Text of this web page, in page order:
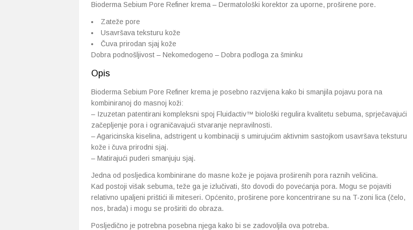
Bioderma Sebium Pore Refiner krema – Dermatološki korektor za uporne, proširene pore.
Zateže pore
Usavršava teksturu kože
Čuva prirodan sjaj kože
Dobra podnošljivost – Nekomedogeno – Dobra podloga za šminku
Opis
Bioderma Sebium Pore Refiner krema je posebno razvijena kako bi smanjila pojavu pora na
kombiniranoj do masnoj koži:
– Izuzetan patentirani kompleksni spoj Fluidactiv™ biološki regulira kvalitetu sebuma, sprječavajući
začepljenje pora i ograničavajući stvaranje nepravilnosti.
– Agaricinska kiselina, adstrigent u kombinaciji s umirujućim aktivnim sastojkom usavršava teksturu
kože i čuva prirodni sjaj.
– Matirajući puderi smanjuju sjaj.
Jedna od posljedica kombinirane do masne kože je pojava proširenih pora raznih veličina.
Kad postoji višak sebuma, teže ga je izlučivati, što dovodi do povećanja pora. Mogu se pojaviti
relativno upaljeni prištići ili miteseri. Općenito, proširene pore koncentrirane su na T-zoni lica (čelo,
nos, brada) i mogu se proširiti do obraza.
Posljedično je potrebna posebna njega kako bi se zadovoljila ova potreba.